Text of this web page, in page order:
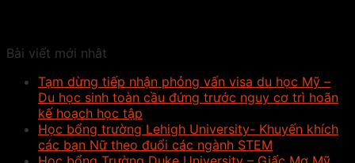
Bài viết mới nhât
Tạm dừng tiếp nhận phỏng vấn visa du học Mỹ –
Du học sinh toàn cầu đứng trước nguy cơ trì hoãn
kế hoạch học tập
Học bổng trường Lehigh University- Khuyến khích
các bạn Nữ theo đuổi các ngành STEM